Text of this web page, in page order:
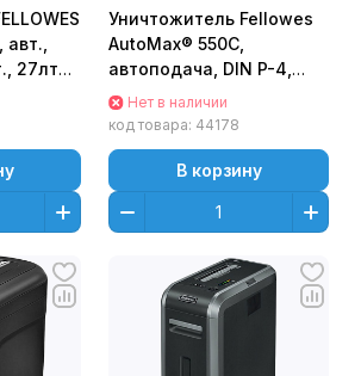
27лтр.
Уничтожитель Fellowes
AutoMax® 550C,
автоподача, DIN P-4,
4х38мм, 550лст., 83 лтр.,
Smart Lock.
Нет в наличии
код товара: 44178
В корзину